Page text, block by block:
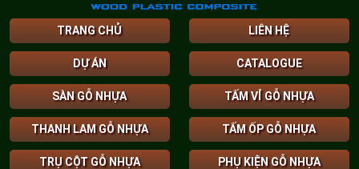
TRANG CHỦ LIÊN HỆ
DỰ ÁN CATALOGUE
SÀN GỖ NHỰA TẤM VỈ GỖ NHỰA
THANH LAM GỖ NHỰA TẤM ỐP GỖ NHỰA
TRỤ CỘT GỖ NHỰA PHỤ KIỆN GỖ NHỰA